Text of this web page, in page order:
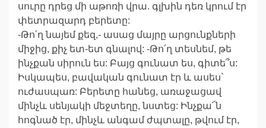
սուրը դրեց մի աթոռի վրա. գլխին դեռ կրում էր
փետրազարդ բերետը:
-Թո՛ղ նայեմ քեզ,- ասաց մայրը արցունքների
միջից, քիչ ետ-ետ գնալով: -Թո՛ղ տեսնեմ, թե
ինչքան սիրուն ես: Բայց գունատ ես, գիտե՞ս:
Իսկապես, բավական գունատ էր և ասես`
ուժասպառ: Բերետը հանեց, առաջացավ
մինչև սենյակի մեջտեղը, նստեց: Ինչքա՜ն
հոգնած էր, մինչև անգամ ժպտալը, թվում էր,